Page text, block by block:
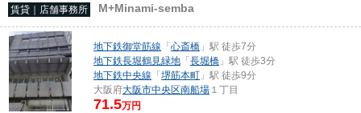
賃貸｜店舗事務所 M+Minami-semba
地下鉄御堂筋線 「心斎橋 」駅 徒歩7分
地下鉄長堀鶴見緑地 「長堀橋 」駅 徒歩3分
地下鉄中央線 「堺筋本町 」駅 徒歩9分
大阪府大阪市中央区南船場 １丁目
71.5万円